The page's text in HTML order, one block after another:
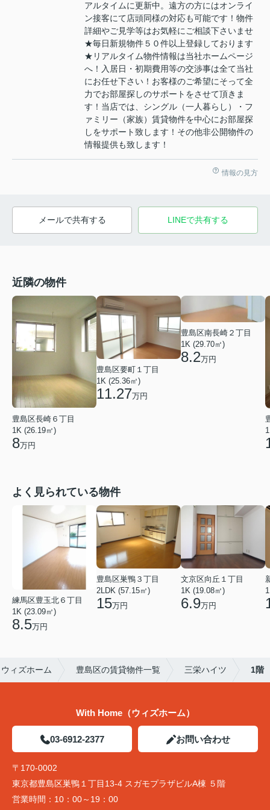
アルタイムに更新中。遠方の方にはオンライ
ン接客にて店頭同様の対応も可能です！物件
詳細やご見学等はお気軽にご相談下さいませ
★毎日新規物件５０件以上登録しております
★リアルタイム物件情報は当社ホームページ
へ！入居日・初期費用等の交渉事は全て当社
にお任せ下さい！お客様のご希望にそって全
力でお部屋探しのサポートをさせて頂きま
す！当店では、シングル（一人暮らし）・フ
ァミリー（家族）賃貸物件を中心にお部屋探
しをサポート致します！その他非公開物件の
情報提供も致します！
情報の見方
メールで共有する LINEで共有する
近隣の物件
豊島区長崎６丁目
1K (26.19㎡)
8万円
豊島区要町１丁目
1K (25.36㎡)
11.27万円
豊島区南長崎２丁目
1K (29.70㎡)
8.2万円
よく見られている物件
練馬区豊玉北６丁目
1K (23.09㎡)
8.5万円
豊島区巣鴨３丁目
2LDK (57.15㎡)
15万円
文京区向丘１丁目
1K (19.08㎡)
6.9万円
ィズホーム 豊島区の賃貸物件一覧 三栄ハイツ 1階
With Home（ウィズホーム）
03-6912-2377 お問い合わせ
〒170-0002
東京都豊島区巣鴨１丁目13-4 スガモプラザビルA棟 ５階
営業時間： 10：00～19：00